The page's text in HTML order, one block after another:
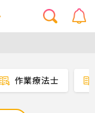
作業療法士